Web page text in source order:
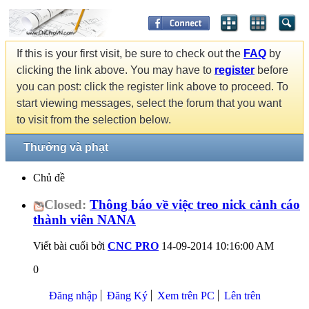
If this is your first visit, be sure to check out the FAQ by
clicking the link above. You may have to register before
you can post: click the register link above to proceed. To
start viewing messages, select the forum that you want
to visit from the selection below.
Thưởng và phạt
Chủ đề
Closed: Thông báo về việc treo nick cảnh cáo
thành viên NANA
Viết bài cuối bởi CNC PRO 14-09-2014 10:16:00 AM
0
Đăng nhập Đăng Ký Xem trên PC Lên trên